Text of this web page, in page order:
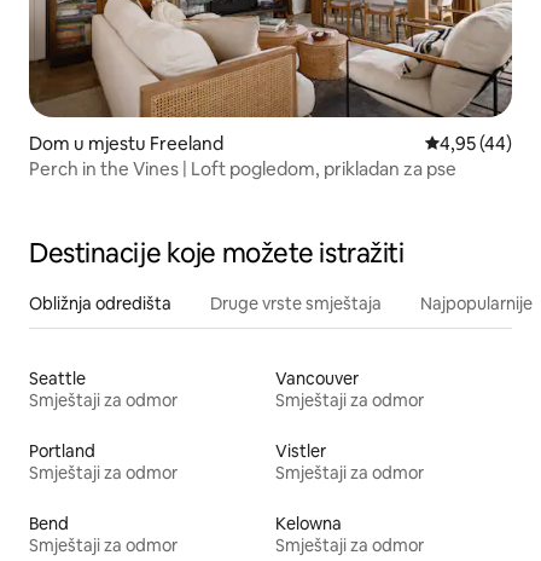
Dom u mjestu Freeland Prosječna
4,95 (44)
Perch in the Vines | Loft pogledom, prikladan za pse
Destinacije koje možete istražiti
Obližnja odredišta Druge vrste smještaja Najpopularnije
Seattle
Smještaji za odmor
Vancouver
Smještaji za odmor
Portland
Smještaji za odmor
Vistler
Smještaji za odmor
Bend
Smještaji za odmor
Kelowna
Smještaji za odmor